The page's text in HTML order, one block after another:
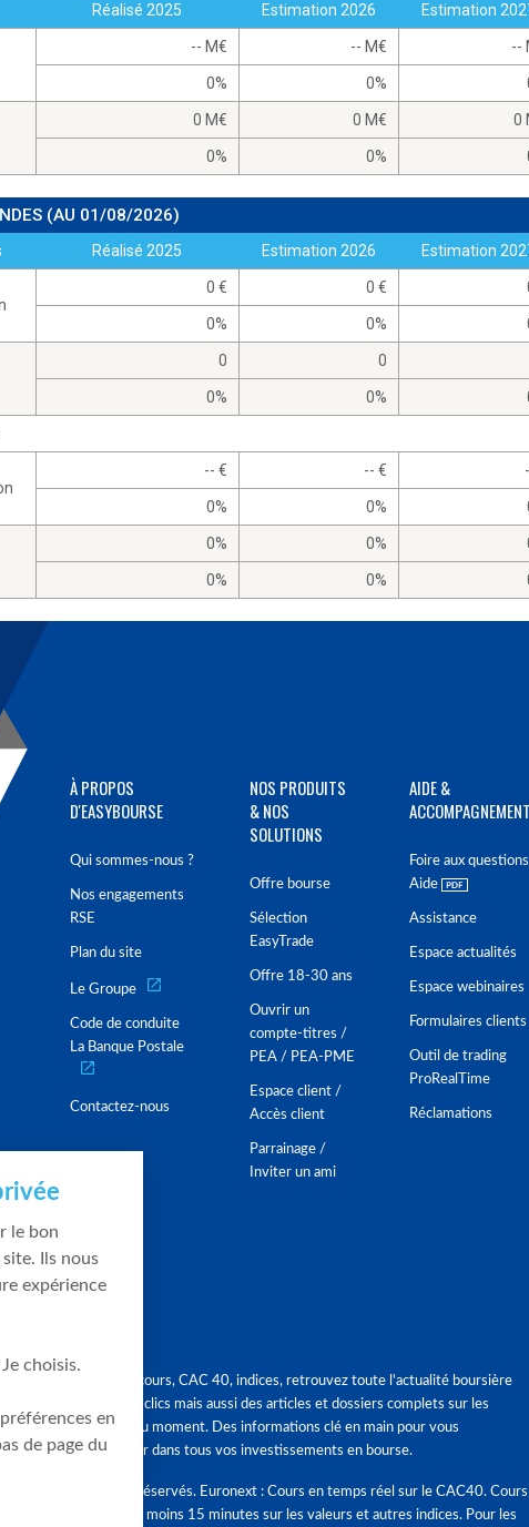
Réalisé 2025 Estimation 2026 Estimation
-- M -- M --
0% 0%
0 M 0 M 0
0% 0%
(AU 01/08/2026)
Réalisé 2025 Estimation 2026 Estimation
0 0
0% 0%
0 0
0% 0%
-- --
0% 0%
0% 0%
0% 0%
À PROPOS
D'EASYBOURSE
Qui sommes-nous ?
Nos engagements
RSE
Plan du site
Le Groupe
Code de conduite
La Banque Postale
Contactez-nous
NOS PRODUITS
& NOS
SOLUTIONS
Offre bourse
Sélection
EasyTrade
Offre 18-30 ans
Ouvrir un
compte-titres /
PEA / PEA-PME
Espace client /
Accès client
Parrainage /
Inviter un ami
AIDE &
ACCOMPAGNEMENT
Foire aux
Aide
Assistance
Espace actualités
Espace webinaires
Formulaires clients
Outil de trading
ProRealTime
Réclamations
Graphique, cours, CAC 40, indices, retrouvez toute l'actualité boursière
en quelques clics mais aussi des articles et dossiers complets sur les
tendances du moment. Des informations clé en main pour vous
accompagner dans tous vos investissements en bourse.
Tous droits réservés. Euronext : Cours en temps réel sur le CAC40. Cours
différés d'au moins 15 minutes sur les valeurs et autres indices. Pour les
le bon
Ils nous
expérience
choisis.
en
de page du